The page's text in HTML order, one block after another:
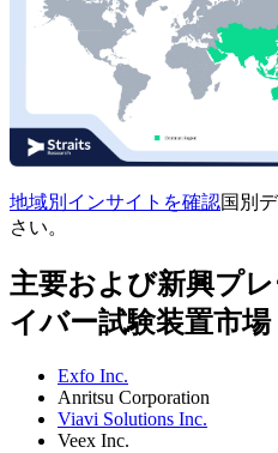
地域別インサイトを確認国別
さい。
主要および新興プ
イバー試験装置市場
Exfo Inc.
Anritsu Corporation
Viavi Solutions Inc.
Veex Inc.